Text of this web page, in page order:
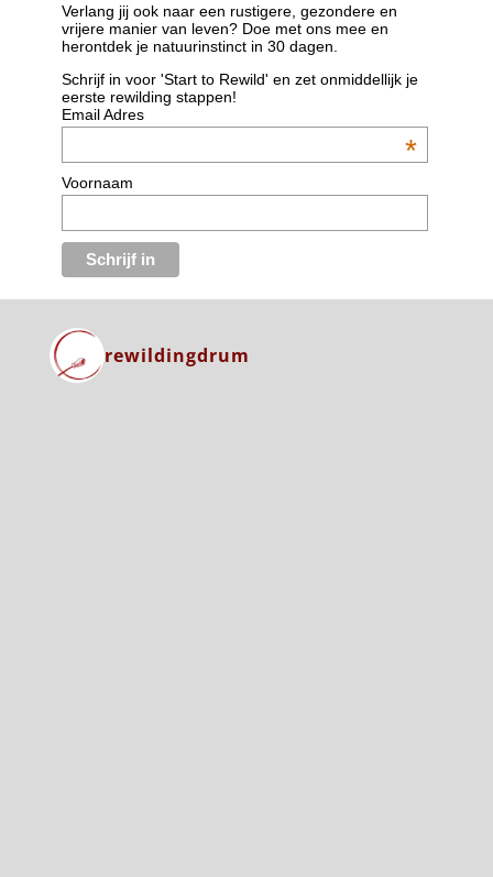
Verlang jij ook naar een rustigere, gezondere en
vrijere manier van leven? Doe met ons mee en
herontdek je natuurinstinct in 30 dagen.
Schrijf in voor 'Start to Rewild' en zet onmiddellijk je
eerste rewilding stappen!
Email Adres
*
Voornaam
rewildingdrum